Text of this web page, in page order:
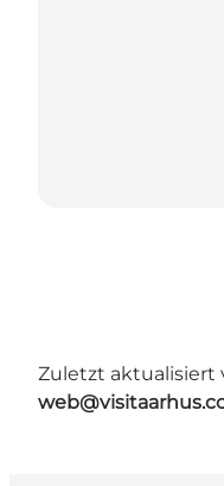
Zuletzt aktualisiert